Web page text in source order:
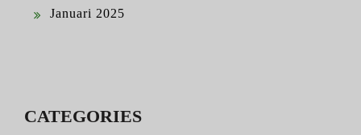
Januari 2025
CATEGORIES